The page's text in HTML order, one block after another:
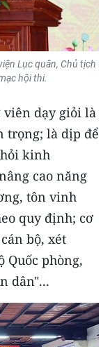
Lục quân, Chủ tịch
hội thi.
viên dạy giỏi là
trọng; là dịp để
kinh
cao năng
tôn vinh
quy định; cơ
bộ, xét
Quốc phòng,
dân"...